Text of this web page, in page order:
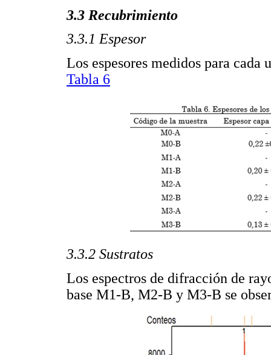
3.3 Recubrimiento
3.3.1 Espesor
Los espesores medidos para
Tabla 6
3.3.2 Sustratos
Los espectros de difracción de
base M1-B, M2-B y M3-B se